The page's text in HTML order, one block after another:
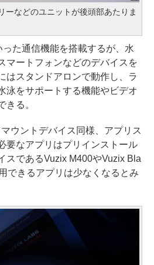
ーなどのユニットが後頭部あたりま
た通信機能を搭載するが、水
マートフォンなどのデバイスを
はスタンドアロンで動作し、ラ
泳をサポートする機能やビデオ
きる。
ウントデバイス同様、アプリス
要なアプリはプリインストール
スであるVuzix M400やVuzix Bla
できるアプリは少なくなるとみ